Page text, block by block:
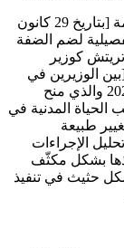
إن اتفاقيات الائتلاف الموقعة عند تشكيل الحكومة [بتاريخ 29 كانون
تفصيلية لضم الضفة
كوزير
الوزيرين في
وزارة الدفاع: غالانت وسموتريتش] في شباط 2023 والذي منح
المدنية في
طبيعة
الإجراءات
بشكل مكثّف
حثيث في تنفيذ